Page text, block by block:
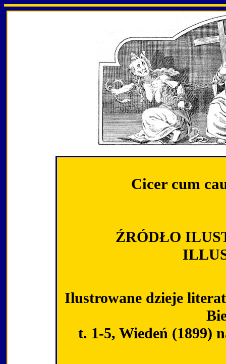
Cicer cum
ŹRÓDŁO
Ilustrowane dzieje
t. 1-5, Wiedeń (1899)